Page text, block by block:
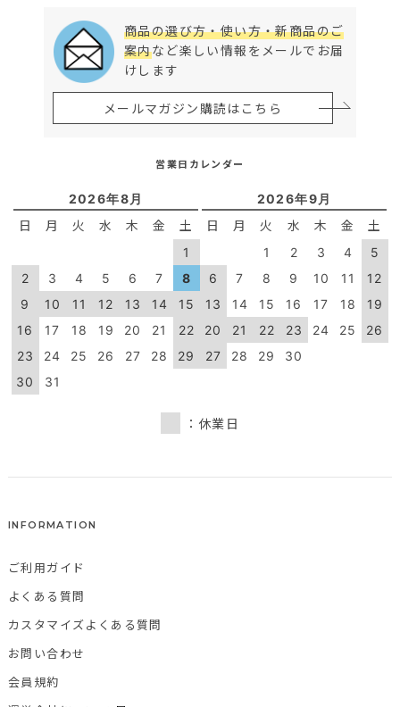
商品の選び方・使い方・新商品のご
案内など楽しい情報をメールでお届
けします
メールマガジン購読はこちら
営業日カレンダー
2026年8月
日 月 火 水 木 金 土
1
2
3 4 5 6 7
8
9
10 11 12 13 14
15
16
17 18 19 20 21
22
23
24 25 26 27 28
29
30
31
2026年9月
日 月 火 水 木 金 土
1 2 3 4
5
6
7 8 9 10 11
12
13
14 15 16 17 18
19
20
21 22 23 24 25
26
27
28 29 30
：休業日
INFORMATION
ご利用ガイド
よくある質問
カスタマイズよくある質問
お問い合わせ
会員規約